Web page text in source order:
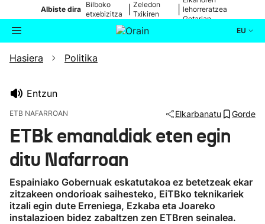
Albiste dira
Bilboko
etxebizitza
Zeledon
Txikiren
lehorreratzea
Getarian
EU
Bilatzailea
Ikusmiran
Eguraldia
Hasiera Politika
Entzun
ETB NAFARROAN Elkarbanatu Gorde
ETBk emanaldiak eten egin
ditu Nafarroan
Espainiako Gobernuak eskatutakoa ez betetzeak ekar
zitzakeen ondorioak saihesteko, EiTBko teknikariek
itzali egin dute Erreniega, Ezkaba eta Joareko
instalazioen bidez zabaltzen zen ETBren seinalea.